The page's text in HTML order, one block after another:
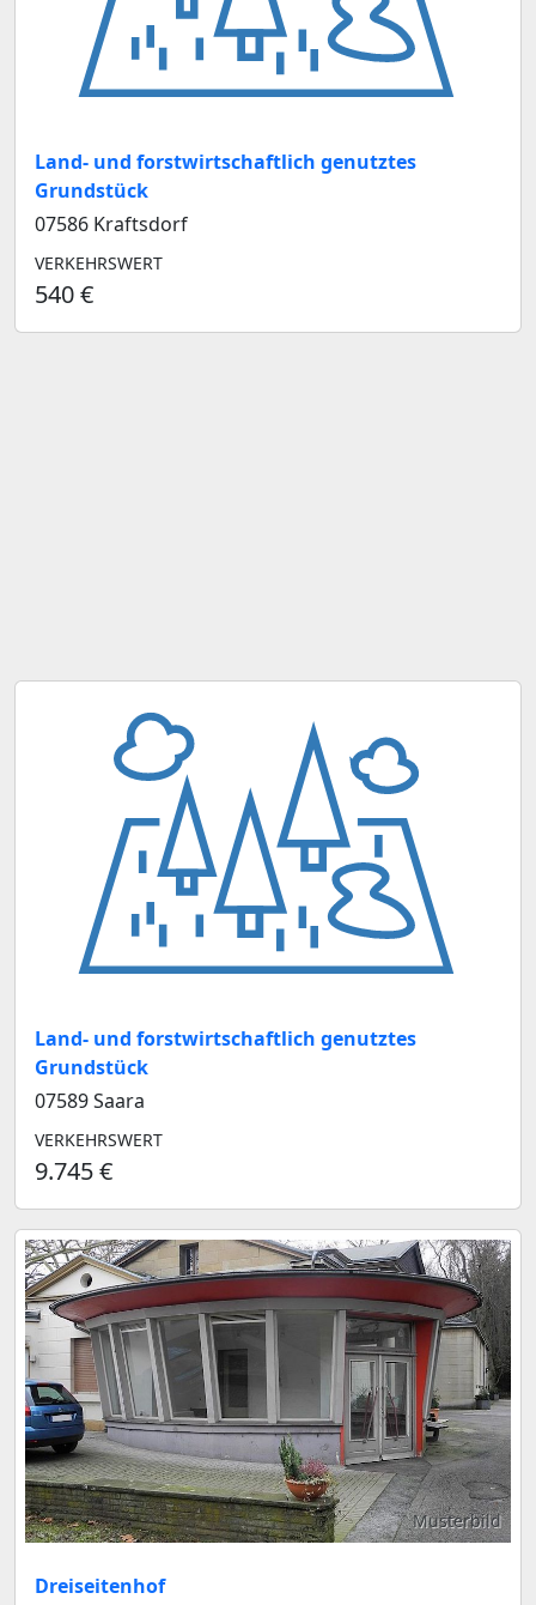
Land- und forstwirtschaftlich genutztes
Grundstück
07586 Kraftsdorf
VERKEHRSWERT
540 €
Land- und forstwirtschaftlich genutztes
Grundstück
07589 Saara
VERKEHRSWERT
9.745 €
Musterbild
Dreiseitenhof